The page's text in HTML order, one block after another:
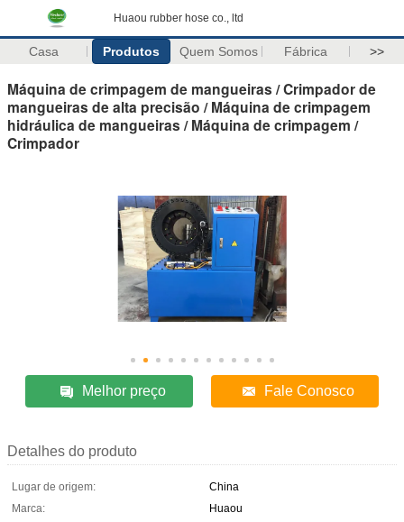
Huaou rubber hose co., ltd
Casa Produtos Quem Somos Fábrica >>
Máquina de crimpagem de mangueiras / Crimpador de
mangueiras de alta precisão / Máquina de crimpagem
hidráulica de mangueiras / Máquina de crimpagem /
Crimpador
Melhor preço Fale Conosco
Detalhes do produto
Lugar de origem:
China
Marca:
Huaou